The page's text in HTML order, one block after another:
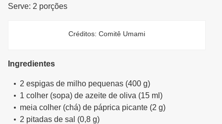
Serve: 2 porções
Créditos: Comitê Umami
Ingredientes
2 espigas de milho pequenas (400 g)
1 colher (sopa) de azeite de oliva (15 ml)
meia colher (chá) de páprica picante (2 g)
2 pitadas de sal (0,8 g)